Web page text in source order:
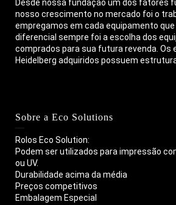
Desde nossa fundação um dos fatores
nosso crescimento no mercado foi o
empregamos em cada equipamento
diferencial sempre foi a escolha dos
comprados para sua futura revenda. Os
Heidelberg adquiridos possuem
Sobre a Eco Solutions
Rolos Eco Solution:
Podem ser utilizados para impressão
ou UV.
Durabilidade acima da média
Preços competitivos
Embalagem Especial